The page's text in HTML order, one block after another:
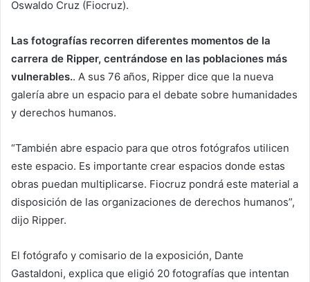
Oswaldo Cruz (Fiocruz).
Las fotografías recorren diferentes momentos de la
carrera de Ripper, centrándose en las poblaciones más
vulnerables.. A sus 76 años, Ripper dice que la nueva
galería abre un espacio para el debate sobre humanidades
y derechos humanos.
“También abre espacio para que otros fotógrafos utilicen
este espacio. Es importante crear espacios donde estas
obras puedan multiplicarse. Fiocruz pondrá este material a
disposición de las organizaciones de derechos humanos”,
dijo Ripper.
El fotógrafo y comisario de la exposición, Dante
Gastaldoni, explica que eligió 20 fotografías que intentan